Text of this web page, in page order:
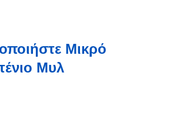
Μικρό
Μυλ